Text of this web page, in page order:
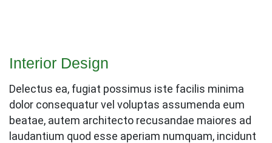
Interior Design
Delectus ea, fugiat possimus iste facilis minima
dolor consequatur vel voluptas assumenda eum
beatae, autem architecto recusandae maiores ad
laudantium quod esse aperiam numquam, incidunt